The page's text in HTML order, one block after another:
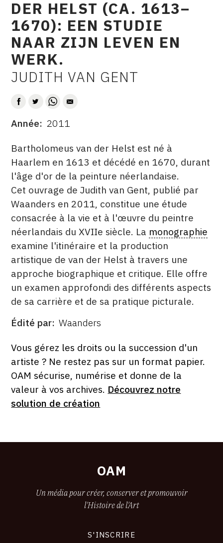
CONTACT
CGU
TWITTER
PINTEREST
DER HELST (CA. 1613–
1670): EEN STUDIE
NAAR ZIJN LEVEN EN
WERK.
AUTEUR
JUDITH VAN GENT
DATE
Année 2011
DESCRITPTION
Bartholomeus van der Helst est né à
Haarlem en 1613 et décédé en 1670, durant
l'âge d'or de la peinture néerlandaise.
Cet ouvrage de Judith van Gent, publié par
Waanders en 2011, constitue une étude
consacrée à la vie et à l'œuvre du peintre
néerlandais du XVIIe siècle. La monographie
examine l'itinéraire et la production
artistique de van der Helst à travers une
approche biographique et critique. Elle offre
un examen approfondi des différents aspects
de sa carrière et de sa pratique picturale.
ÉDITÉ
Édité par Waanders
FORMAT
ÉTAT
Vous gérez les droits ou la succession d'un
artiste ? Ne restez pas sur un format papier.
OAM sécurise, numérise et donne de la
valeur à vos archives. Découvrez notre
solution de création
OAM
Un média pour créer, conserver et promouvoir
l'Histoire de l'Art
S'INSCRIRE